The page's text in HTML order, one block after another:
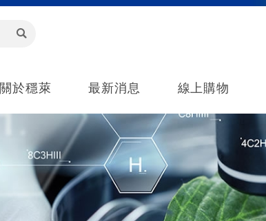
關於穩萊 最新消息 線上購物